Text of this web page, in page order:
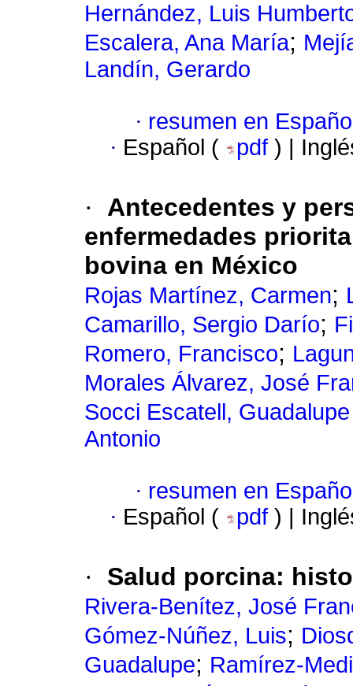
Hernández, Luis
Escalera, Ana María;
Landín, Gerardo
· resumen en
· Español ( pdf ) |
·
Antecedentes y
enfermedades
bovina en México
Rojas Martínez, Carmen;
Camarillo, Sergio Darío;
Romero, Francisco;
Morales Álvarez, José
Socci Escatell,
Antonio
· resumen en
· Español ( pdf ) |
· Salud porcina:
Rivera-Benítez, José
Gómez-Núñez, Luis;
Guadalupe; Ramírez-